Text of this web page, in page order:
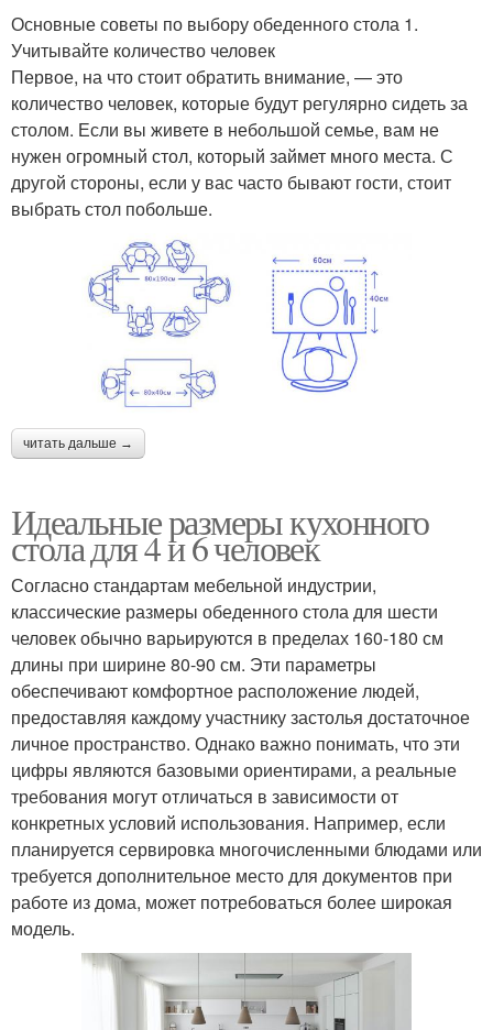
Основные советы по выбору обеденного стола 1.
Учитывайте количество человек
Первое, на что стоит обратить внимание, — это
количество человек, которые будут регулярно сидеть за
столом. Если вы живете в небольшой семье, вам не
нужен огромный стол, который займет много места. С
другой стороны, если у вас часто бывают гости, стоит
выбрать стол побольше.
читать дальше →
Идеальные размеры кухонного
стола для 4 и 6 человек
Согласно стандартам мебельной индустрии,
классические размеры обеденного стола для шести
человек обычно варьируются в пределах 160-180 см
длины при ширине 80-90 см. Эти параметры
обеспечивают комфортное расположение людей,
предоставляя каждому участнику застолья достаточное
личное пространство. Однако важно понимать, что эти
цифры являются базовыми ориентирами, а реальные
требования могут отличаться в зависимости от
конкретных условий использования. Например, если
планируется сервировка многочисленными блюдами или
требуется дополнительное место для документов при
работе из дома, может потребоваться более широкая
модель.